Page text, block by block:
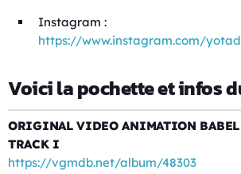
Instagram :
https://www.instagram.com/
Voici la pochette et infos
ORIGINAL VIDEO ANIMATION
TRACK I
https://vgmdb.net/album/48303